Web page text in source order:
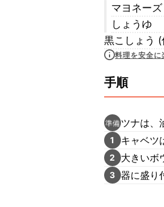
マヨネーズ
しょうゆ
黒こしょう
料理を安全に
手順
準備 ツナは、
1 キャベツ
2 大きいボ
3 器に盛り